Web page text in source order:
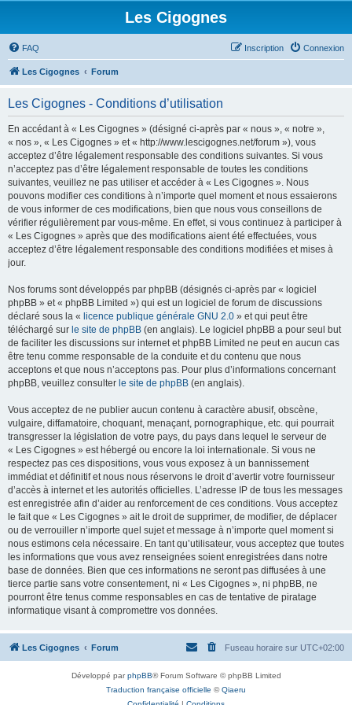
Les Cigognes
FAQ Connexion
Inscription
Les Cigognes Forum
Les Cigognes - Conditions d’utilisation
En accédant à « Les Cigognes » (désigné ci-après par « nous », « notre »,
« nos », « Les Cigognes » et « http://www.lescigognes.net/forum »), vous
acceptez d’être légalement responsable des conditions suivantes. Si vous
n’acceptez pas d’être légalement responsable de toutes les conditions
suivantes, veuillez ne pas utiliser et accéder à « Les Cigognes ». Nous
pouvons modifier ces conditions à n’importe quel moment et nous essaierons
de vous informer de ces modifications, bien que nous vous conseillons de
vérifier régulièrement par vous-même. En effet, si vous continuez à participer à
« Les Cigognes » après que des modifications aient été effectuées, vous
acceptez d’être légalement responsable des conditions modifiées et mises à
jour.
Nos forums sont développés par phpBB (désignés ci-après par « logiciel
phpBB » et « phpBB Limited ») qui est un logiciel de forum de discussions
déclaré sous la « licence publique générale GNU 2.0 » et qui peut être
téléchargé sur le site de phpBB (en anglais). Le logiciel phpBB a pour seul but
de faciliter les discussions sur internet et phpBB Limited ne peut en aucun cas
être tenu comme responsable de la conduite et du contenu que nous
acceptons et que nous n’acceptons pas. Pour plus d’informations concernant
phpBB, veuillez consulter le site de phpBB (en anglais).
Vous acceptez de ne publier aucun contenu à caractère abusif, obscène,
vulgaire, diffamatoire, choquant, menaçant, pornographique, etc. qui pourrait
transgresser la législation de votre pays, du pays dans lequel le serveur de
« Les Cigognes » est hébergé ou encore la loi internationale. Si vous ne
respectez pas ces dispositions, vous vous exposez à un bannissement
immédiat et définitif et nous nous réservons le droit d’avertir votre fournisseur
d’accès à internet et les autorités officielles. L’adresse IP de tous les messages
est enregistrée afin d’aider au renforcement de ces conditions. Vous acceptez
le fait que « Les Cigognes » ait le droit de supprimer, de modifier, de déplacer
ou de verrouiller n’importe quel sujet et message à n’importe quel moment si
nous estimons cela nécessaire. En tant qu’utilisateur, vous acceptez que toutes
les informations que vous avez renseignées soient enregistrées dans notre
base de données. Bien que ces informations ne seront pas diffusées à une
tierce partie sans votre consentement, ni « Les Cigognes », ni phpBB, ne
pourront être tenus comme responsables en cas de tentative de piratage
informatique visant à compromettre vos données.
Les Cigognes Forum Fuseau horaire sur UTC+02:00
Développé parphpBB® Forum Software © phpBB Limited
Traduction française officielle ©Qiaeru